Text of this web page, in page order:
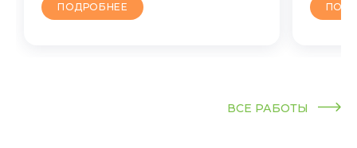
ПОДРОБНЕЕ
ВСЕ РАБОТЫ